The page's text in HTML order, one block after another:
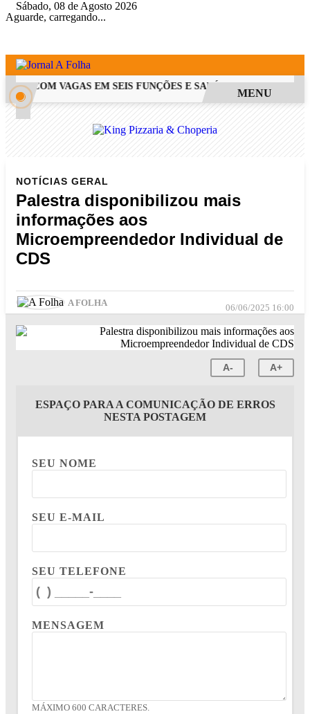
Aguarde, carregando...
Sábado, 08 de Agosto 2026
COM VAGAS EM SEIS FUNÇÕES E SALÁRIOS QUE CHEGAM
MENU
NOTÍCIAS GERAL
Palestra disponibilizou mais
informações aos
Microempreendedor Individual de
CDS
A FOLHA 06/06/2025 16:00
A- A+
ESPAÇO PARA A COMUNICAÇÃO DE ERROS
NESTA POSTAGEM
SEU NOME
SEU E-MAIL
SEU TELEFONE
MENSAGEM
MÁXIMO 600 CARACTERES.